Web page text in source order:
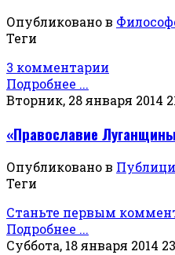
Опубликовано в
Теги
3 комментарии
Подробнее ...
Вторник, 28 января 2014
«Православие
Опубликовано в
Теги
Станьте первым
Подробнее ...
Суббота, 18 января 2014